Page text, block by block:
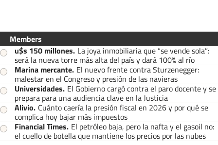
Members
u$s 150 millones. La joya inmobiliaria que “se vende sola”:
será la nueva torre más alta del país y dará 100% al río
Marina mercante. El nuevo frente contra Sturzenegger:
malestar en el Congreso y presión de las navieras
Universidades. El Gobierno cargó contra el paro docente y se
prepara para una audiencia clave en la Justicia
Alivio. Cuánto caería la presión fiscal en 2026 y por qué se
complica hoy bajar más impuestos
Financial Times. El petróleo baja, pero la nafta y el gasoil no:
el cuello de botella que mantiene los precios por las nubes